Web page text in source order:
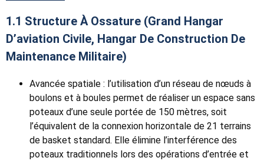
1.1 Structure À Ossature (grand Hangar
D’aviation Civile, Hangar De Construction De
Maintenance Militaire)
Avancée spatiale : l’utilisation d’un réseau de nœuds à
boulons et à boules permet de réaliser un espace sans
poteaux d’une seule portée de 150 mètres, soit
l’équivalent de la connexion horizontale de 21 terrains
de basket standard. Elle élimine l’interférence des
poteaux traditionnels lors des opérations d’entrée et